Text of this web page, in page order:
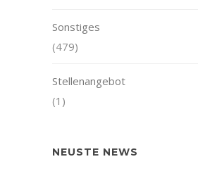
Sonstiges
(479)
Stellenangebot
(1)
NEUSTE NEWS